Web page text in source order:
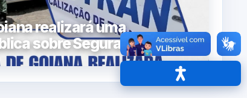
realizará uma
sobre Segurança
Acessibilidade